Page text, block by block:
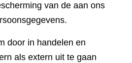
van de aan ons
door in handelen en
als extern uit te gaan